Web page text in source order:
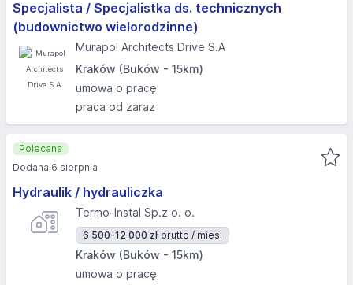
Specjalista / Specjalistka ds. technicznych
(budownictwo wielorodzinne)
Murapol Architects Drive S.A
Kraków (Buków - 15km)
umowa o pracę
praca od zaraz
Hydraulik / hydrauliczka
Termo-Instal Sp.z o. o.
6 500-12 000 zł brutto / mies.
Kraków (Buków - 15km)
umowa o pracę
Polecana
Dodana 6 sierpnia